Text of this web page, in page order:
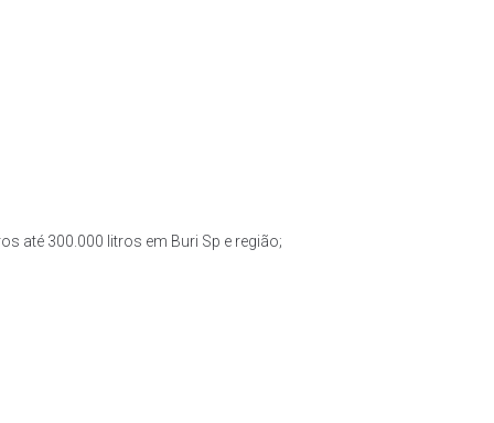
até 300.000 litros em Buri Sp e região;